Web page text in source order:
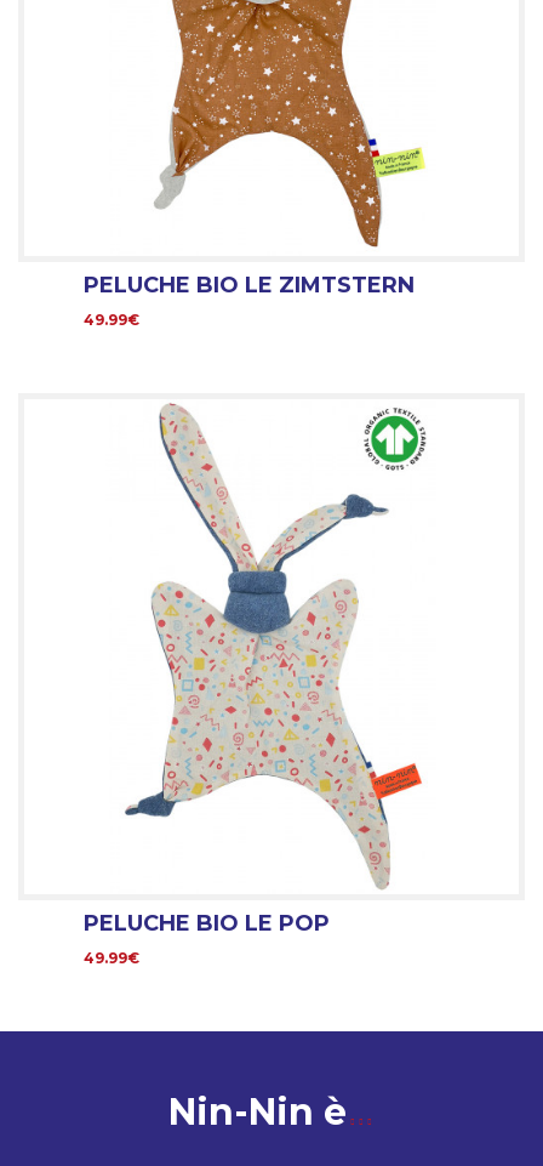
PELUCHE BIO LE ZIMTSTERN
49.99€
PELUCHE BIO LE POP
49.99€
Nin-Nin è